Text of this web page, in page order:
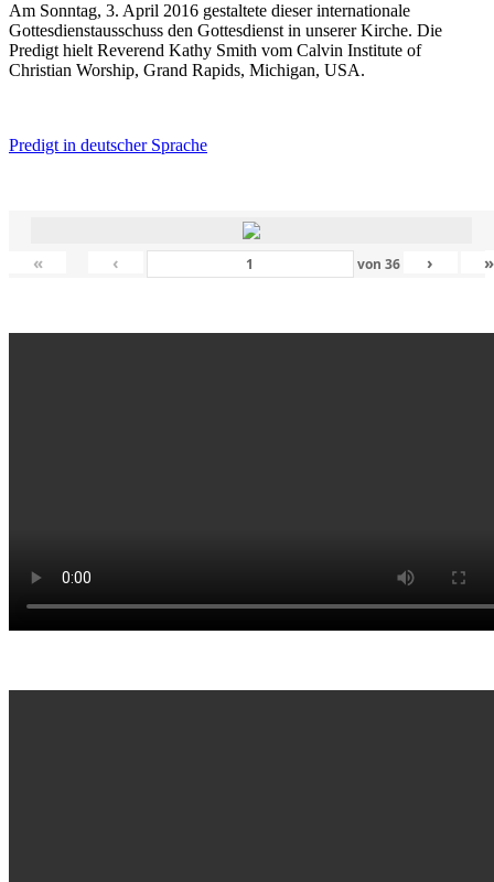
Am Sonntag, 3. April 2016 gestaltete dieser internationale
Gottesdienstausschuss den Gottesdienst in unserer Kirche. Die
Predigt hielt Reverend Kathy Smith vom Calvin Institute of
Christian Worship, Grand Rapids, Michigan, USA.
Predigt in deutscher Sprache
« ‹ von 36 › »